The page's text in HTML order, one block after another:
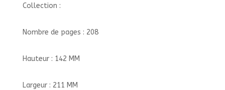
Collection :
Nombre de pages : 208
Hauteur : 142 MM
Largeur : 211 MM